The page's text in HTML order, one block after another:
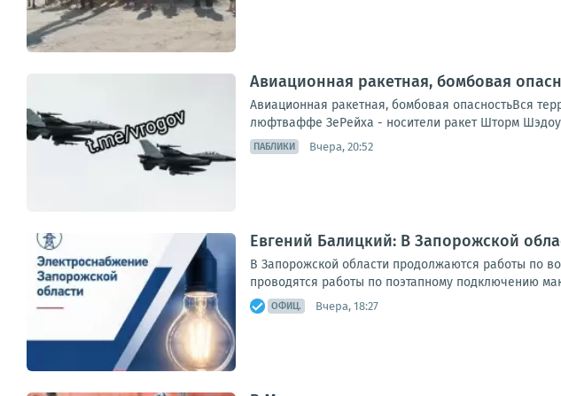
Авиационная ракетная, бомбовая
Авиационная ракетная, бомбовая опасностьВся
люфтваффе ЗеРейха - носители ракет Шторм
ПАБЛИКИ Вчера, 20:52
Евгений Балицкий: В Запорожской
В Запорожской области продолжаются работы по
проводятся работы по поэтапному подключению
ОФИЦ. Вчера, 18:27